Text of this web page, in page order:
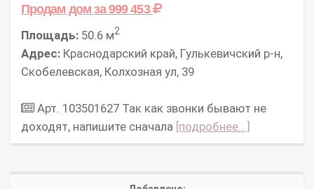
Продам домза 999 453
Площадь: 50.6 м2
Адрес: Краснодарский край, Гулькевичский р-н,
Скобелевская, Колхозная ул, 39
Арт. 103501627 Так как звонки бывают не
доходят, напишите сначала [подробнее...]